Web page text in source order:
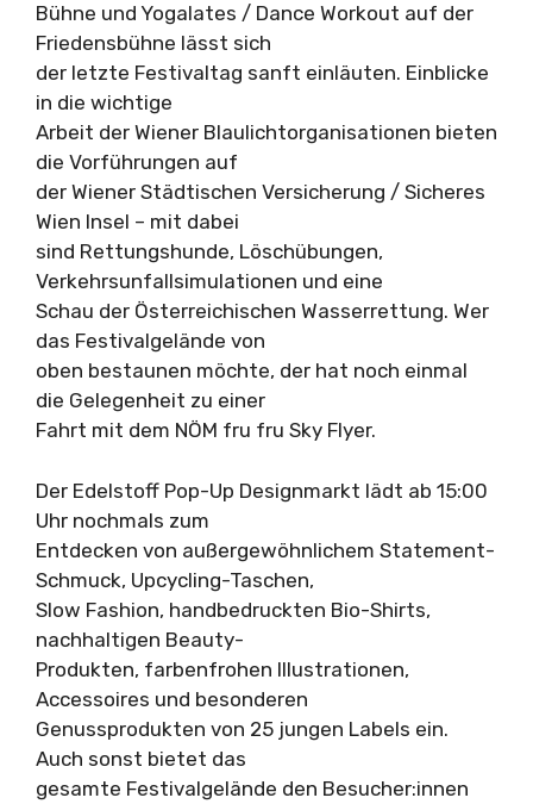
Bühne und Yogalates / Dance Workout auf der
Friedensbühne lässt sich
der letzte Festivaltag sanft einläuten. Einblicke
in die wichtige
Arbeit der Wiener Blaulichtorganisationen bieten
die Vorführungen auf
der Wiener Städtischen Versicherung / Sicheres
Wien Insel – mit dabei
sind Rettungshunde, Löschübungen,
Verkehrsunfallsimulationen und eine
Schau der Österreichischen Wasserrettung. Wer
das Festivalgelände von
oben bestaunen möchte, der hat noch einmal
die Gelegenheit zu einer
Fahrt mit dem NÖM fru fru Sky Flyer.
Der Edelstoff Pop-Up Designmarkt lädt ab 15:00
Uhr nochmals zum
Entdecken von außergewöhnlichem Statement-
Schmuck, Upcycling-Taschen,
Slow Fashion, handbedruckten Bio-Shirts,
nachhaltigen Beauty-
Produkten, farbenfrohen Illustrationen,
Accessoires und besonderen
Genussprodukten von 25 jungen Labels ein.
Auch sonst bietet das
gesamte Festivalgelände den Besucher:innen